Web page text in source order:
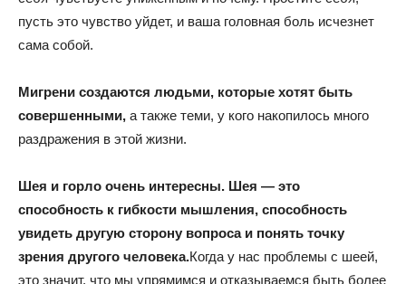
пусть это чувство уйдет, и ваша головная боль исчезнет
сама собой.
Мигрени создаются людьми, которые хотят быть
совершенными, а также теми, у кого накопилось много
раздражения в этой жизни.
Шея и горло очень интересны. Шея — это
способность к гибкости мышления, способность
увидеть другую сторону вопроса и понять точку
зрения другого человека.Когда у нас проблемы с шеей,
это значит, что мы упрямимся и отказываемся быть более